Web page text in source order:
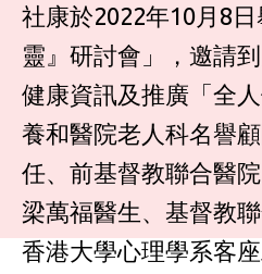
社康於2022年10月8
靈』研討會」，邀請
健康資訊及推廣「全
養和醫院老人科名譽
任、前基督教聯合醫
梁萬福醫生、基督教
香港大學心理學系客